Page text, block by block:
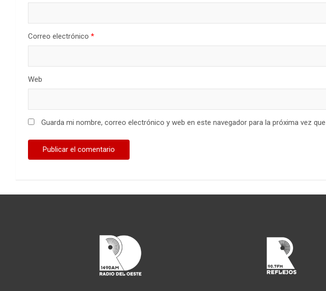
Correo electrónico *
Web
Guarda mi nombre, correo electrónico y web en este navegador para la próxima vez